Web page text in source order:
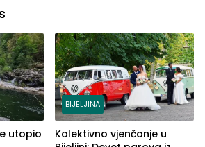
utopio
BIJELJINA
Kolektivno vjenčanje u